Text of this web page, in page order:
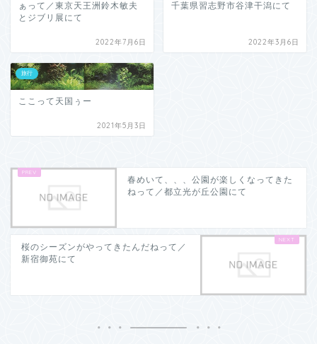
ぁって／東京天王洲鈴木敏夫
とジブリ展にて
2022年7月6日
千葉県習志野市谷津干潟にて
2022年3月6日
旅行
ここって天国ぅー
2021年5月3日
春めいて、、、公園が楽しくなってきた
ねって／都立光が丘公園にて
桜のシーズンがやってきたんだねって／
新宿御苑にて